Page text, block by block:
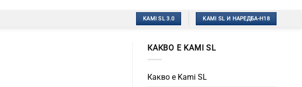
KAMI SL 3.0 KAMI SL И НАРЕДБА-Н18
КАКВО Е KAMI SL
Какво е Kami SL